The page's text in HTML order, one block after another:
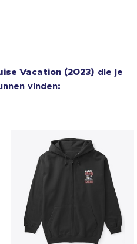
Vacation (2023) die je
vinden: